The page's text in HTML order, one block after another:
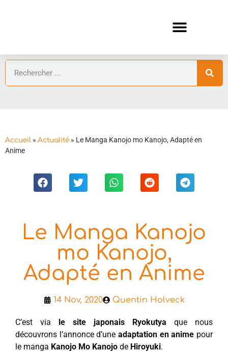
Accueil » Actualité » Le Manga Kanojo mo Kanojo, Adapté en
Anime
Le Manga Kanojo
mo Kanojo,
Adapté en Anime
14 Nov, 2020 Quentin Holveck
C’est via le site japonais Ryokutya que nous
découvrons l’annonce d’une adaptation en anime pour
le manga Kanojo Mo Kanojo de Hiroyuki.